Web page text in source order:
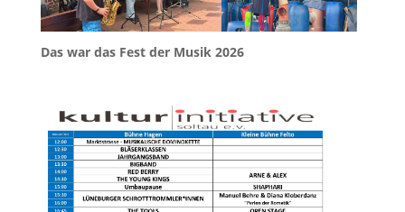
Das war das Fest der Musik 2026